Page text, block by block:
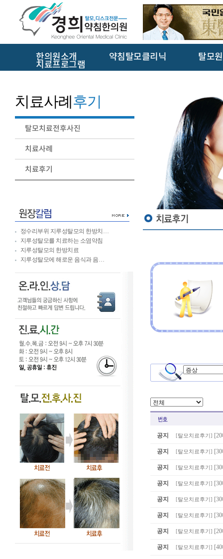
한의원소개 약침탈모클리닉 탈모
치료프로그램
치료사례후기
탈모치료전후사진
치료사례
치료후기
정수리부위 지루성탈모의 한방치…
지루성탈모를 치료하는 소염약침
지루성탈모의 한방치료
지루성탈모에 해로운 음식과 음…
공지 [탈모치료후기 ]
공지 [탈모치료후기 ]
공지 [탈모치료후기 ]
공지 [탈모치료후기 ]
공지 [탈모치료후기 ]
공지 [탈모치료후기 ]
공지 [탈모치료후기 ]
공지 [탈모치료후기 ]